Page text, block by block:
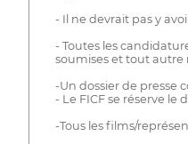
- Il ne devrait pas y
- Toutes les
soumises et tout autre
-Un dossier de presse
- Le FICF se réserve
-Tous les films/